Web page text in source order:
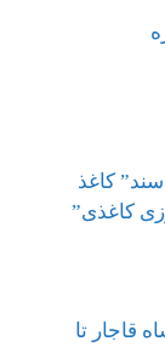
کاغذ
کاغذی”
قاجار تا